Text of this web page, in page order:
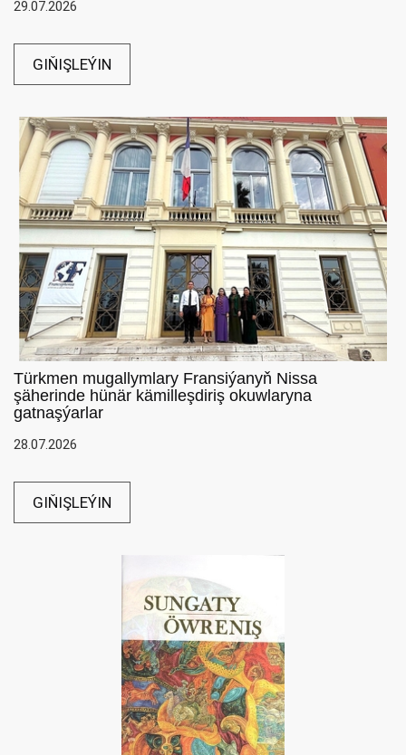
29.07.2026
GIŇIŞLEÝIN
Türkmen mugallymlary Fransiýanyň Nissa
şäherinde hünär kämilleşdiriş okuwlaryna
gatnaşýarlar
28.07.2026
GIŇIŞLEÝIN